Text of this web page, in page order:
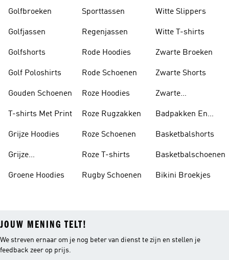
Golfbroeken
Golfjassen
Golfshorts
Golf Poloshirts
Gouden Schoenen
T-shirts Met Print
Grijze Hoodies
Grijze
Groene Hoodies
Sporttassen
Regenjassen
Rode Hoodies
Rode Schoenen
Roze Hoodies
Roze Rugzakken
Roze Schoenen
Roze T-shirts
Rugby Schoenen
Witte Slippers
Witte T-shirts
Zwarte Broeken
Zwarte Shorts
Zwarte
Badpakken En
Basketbalshorts
Basketbalschoenen
Bikini Broekjes
JOUW MENING TELT!
We streven ernaar om je nog beter van dienst te zijn en stellen je
feedback zeer op prijs.